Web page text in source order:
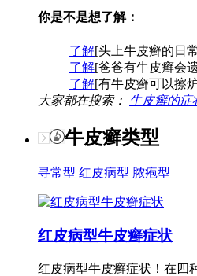
你是不是想了解：
了解[头上牛皮癣的日
了解[爸爸有牛皮癣会
了解[有牛皮癣可以擦
大家都在搜索： 牛皮癣的症
牛皮癣类型
寻常型 红皮病型 脓疱型
红皮病型牛皮癣症状
红皮病型牛皮癣症状！在四